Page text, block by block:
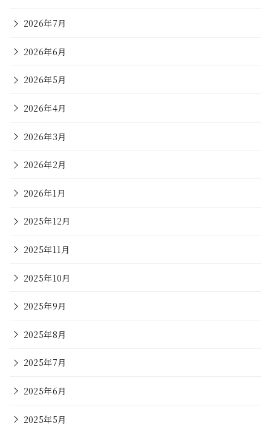
2026年7月
2026年6月
2026年5月
2026年4月
2026年3月
2026年2月
2026年1月
2025年12月
2025年11月
2025年10月
2025年9月
2025年8月
2025年7月
2025年6月
2025年5月